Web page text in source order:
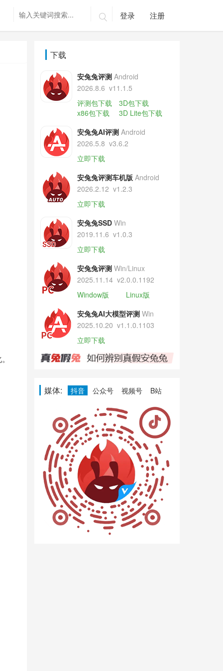
 登录 注册
下载
安兔兔评测 Android
2026.8.6 v11.1.5
评测包下载
3D包下载
x86包下载
3D Lite包下载
安兔兔AI评测 Android
2026.5.8 v3.6.2
立即下载
安兔兔评测车机版 Android
2026.2.12 v1.2.3
立即下载
安兔兔SSD Win
2019.11.6 v1.0.3
立即下载
安兔兔评测 Win/Linux
2025.11.14 v2.0.0.1192
Window版
Linux版
安兔兔AI大模型评测 Win
2025.10.20 v1.1.0.1103
立即下载
媒体: 抖音 公众号 视频号 B站